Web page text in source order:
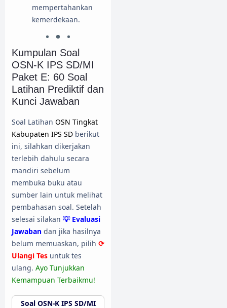
mempertahankan
kemerdekaan.
Kumpulan Soal
OSN-K IPS SD/MI
Paket E: 60 Soal
Latihan Prediktif dan
Kunci Jawaban
Soal Latihan OSN Tingkat
Kabupaten IPS SD berikut
ini, silahkan dikerjakan
terlebih dahulu secara
mandiri sebelum
membuka buku atau
sumber lain untuk melihat
pembahasan soal. Setelah
selesai silakan 💡 Evaluasi
Jawaban dan jika hasilnya
belum memuaskan, pilih ⟳
Ulangi Tes untuk tes
ulang. Ayo Tunjukkan
Kemampuan Terbaikmu!
Soal OSN-K IPS SD/MI